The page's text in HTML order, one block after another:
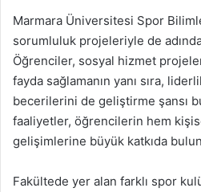
Marmara Üniversitesi Spor
sorumluluk projeleriyle de
Öğrenciler, sosyal hizmet
fayda sağlamanın yanı sıra,
becerilerini de geliştirme şansı
faaliyetler, öğrencilerin hem
gelişimlerine büyük katkıda
Fakültede yer alan farklı spor